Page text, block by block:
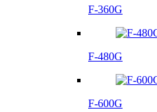
F-360G
F-480G
F-600G